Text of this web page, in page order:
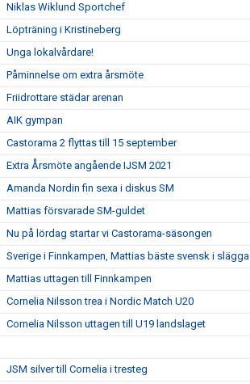
Niklas Wiklund Sportchef
Löpträning i Kristineberg
Unga lokalvårdare!
Påminnelse om extra årsmöte
Friidrottare städar arenan
AIK gympan
Castorama 2 flyttas till 15 september
Extra Årsmöte angående IJSM 2021
Amanda Nordin fin sexa i diskus SM
Mattias försvarade SM-guldet
Nu på lördag startar vi Castorama-säsongen
Sverige i Finnkampen, Mattias bäste svensk i slägga
Mattias uttagen till Finnkampen
Cornelia Nilsson trea i Nordic Match U20
Cornelia Nilsson uttagen till U19 landslaget
JSM silver till Cornelia i tresteg